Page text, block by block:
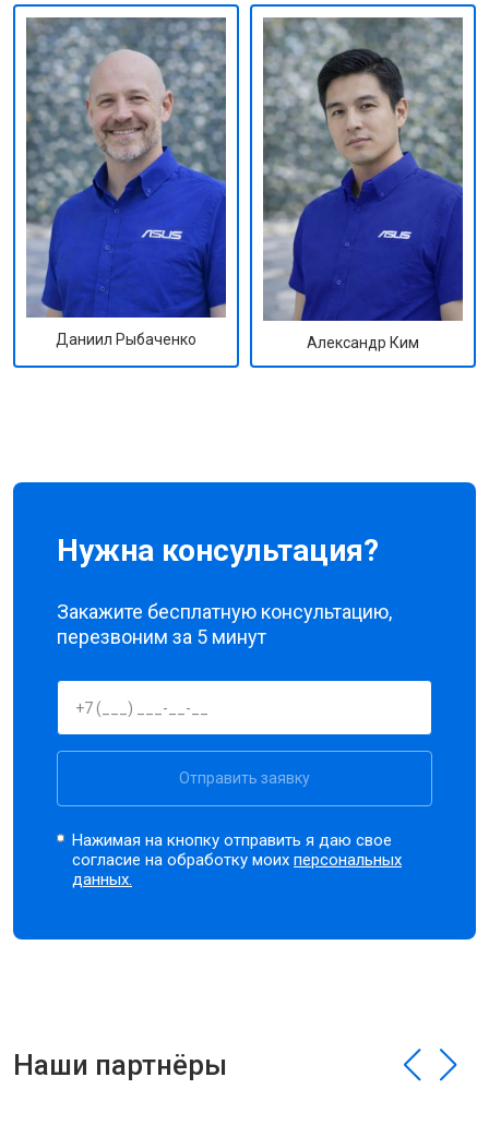
Даниил Рыбаченко Александр Ким
Нужна консультация?
Закажите бесплатную консультацию,
перезвоним за 5 минут
Отправить заявку
Нажимая на кнопку отправить я даю свое
согласие на обработку моихперсональных
данных.
Наши партнёры